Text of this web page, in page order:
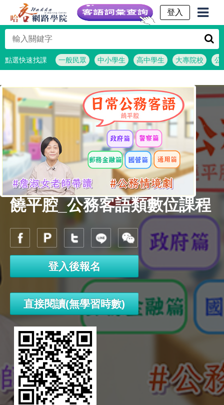
客語詞彙查詢
點選快速找課 一般民眾 中小學生 高中學生 大專院校 公
饒平腔_公務客語類數位課程
登入後報名
直接閱讀(無學習時數)